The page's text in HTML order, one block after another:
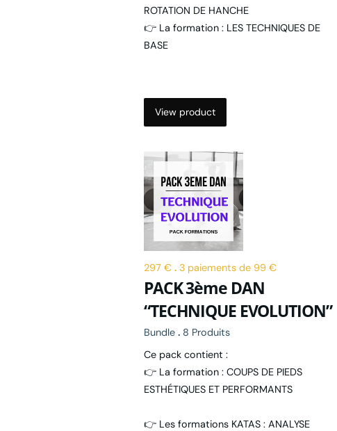
ROTATION DE HANCHE
👉 La formation : LES TECHNIQUES DE
BASE
View product
297 € . 3 paiements de 99 €
PACK 3ème DAN
“TECHNIQUE EVOLUTION”
Bundle . 8 Produits
Ce pack contient :
👉 La formation : COUPS DE PIEDS
ESTHÉTIQUES ET PERFORMANTS
👉 Les formations KATAS : ANALYSE